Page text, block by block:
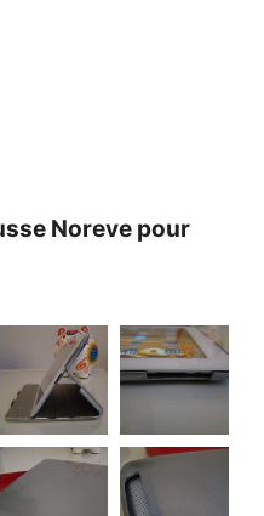
Noreve pour